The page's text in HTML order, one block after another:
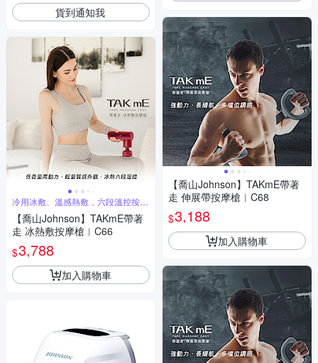
貨到通知我
冷用冰敷、溫感熱敷，六段溫控按摩
槍
【喬山Johnson】TAKmE帶著
走 冰熱敷按摩槍︱C66
$3,788
加入購物車
【喬山Johnson】TAKmE帶著
走 伸展帶按摩槍︱C68
$3,188
加入購物車